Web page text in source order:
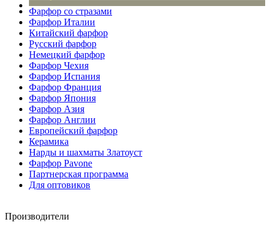
Фарфор со стразами
Фарфор Италии
Китайский фарфор
Русский фарфор
Немецкий фарфор
Фарфор Чехия
Фарфор Испания
Фарфор Франция
Фарфор Япония
Фарфор Азия
Фарфор Англии
Европейский фарфор
Керамика
Нарды и шахматы Златоуст
Фарфор Pavone
Партнерская программа
Для оптовиков
Производители